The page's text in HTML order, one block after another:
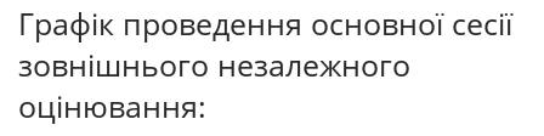
Графік проведення основної сесії
зовнішнього незалежного
оцінювання: